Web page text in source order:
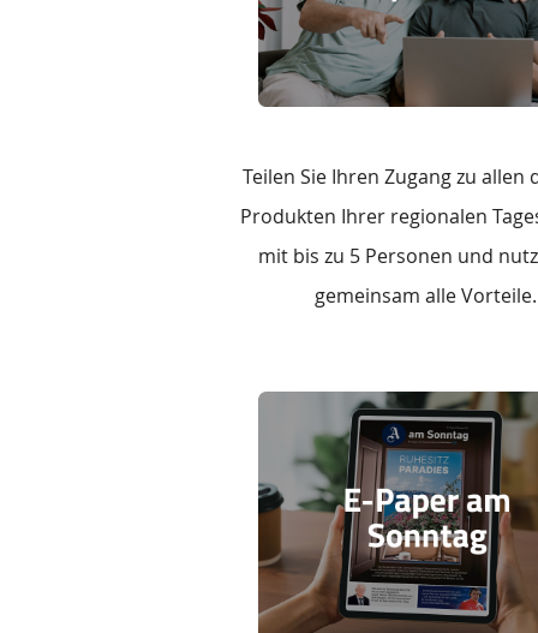
Teilen Sie Ihren Zugang zu allen
Produkten Ihrer regionalen
mit bis zu 5 Personen und
gemeinsam alle Vorteile.